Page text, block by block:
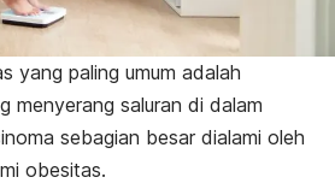
yang paling umum adalah
menyerang saluran di dalam
sebagian besar dialami oleh
obesitas.